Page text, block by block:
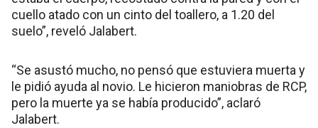
cuello atado con un cinto del toallero, a 1.20 del
suelo”, reveló Jalabert.
“Se asustó mucho, no pensó que estuviera muerta y
le pidió ayuda al novio. Le hicieron maniobras de RCP,
pero la muerte ya se había producido”, aclaró
Jalabert.